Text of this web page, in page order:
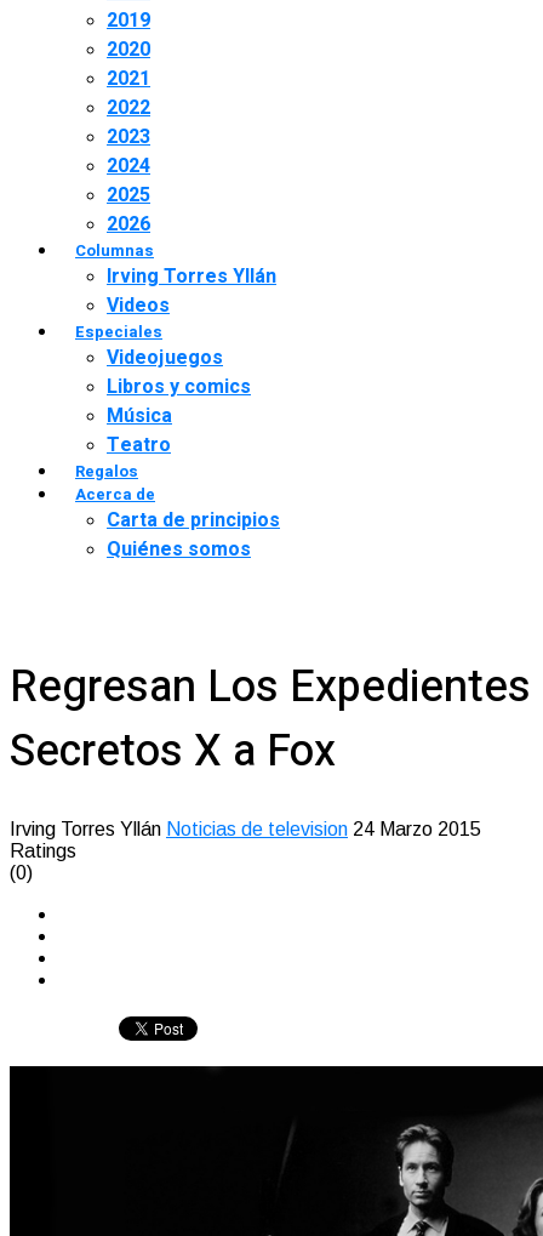
2019
2020
2021
2022
2023
2024
2025
2026
Columnas
Irving Torres Yllán
Videos
Especiales
Videojuegos
Libros y comics
Música
Teatro
Regalos
Acerca de
Carta de principios
Quiénes somos
Regresan Los Expedientes
Secretos X a Fox
Irving Torres Yllán Noticias de television 24 Marzo 2015
Ratings
(0)